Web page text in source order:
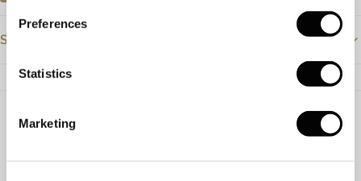
Preferences
Statistics
Marketing
Specificaties
Prijs